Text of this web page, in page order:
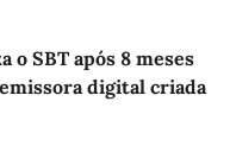
o SBT após 8 meses
digital criada